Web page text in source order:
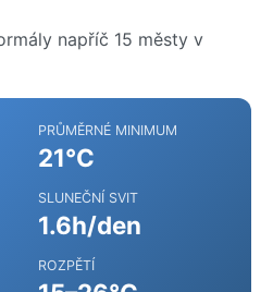
napříč 15 městy v
PRŮMĚRNÉ MINIMUM
21°C
SLUNEČNÍ SVIT
1.6h/den
ROZPĚTÍ